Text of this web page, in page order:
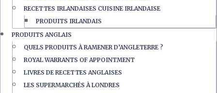
RECETTES IRLANDAISES CUISINE IRLANDAISE
PRODUITS IRLANDAIS
PRODUITS ANGLAIS
QUELS PRODUITS À RAMENER D’ANGLETERRE ?
ROYAL WARRANTS OF APPOINTMENT
LIVRES DE RECETTES ANGLAISES
LES SUPERMARCHÉS À LONDRES